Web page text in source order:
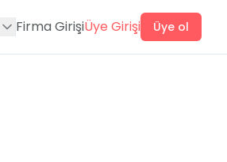
Firma GirişiÜye Girişi Üye ol